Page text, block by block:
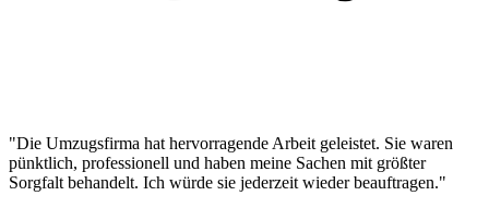
"Die Umzugsfirma hat hervorragende Arbeit geleistet. Sie waren
pünktlich, professionell und haben meine Sachen mit größter
Sorgfalt behandelt. Ich würde sie jederzeit wieder beauftragen."